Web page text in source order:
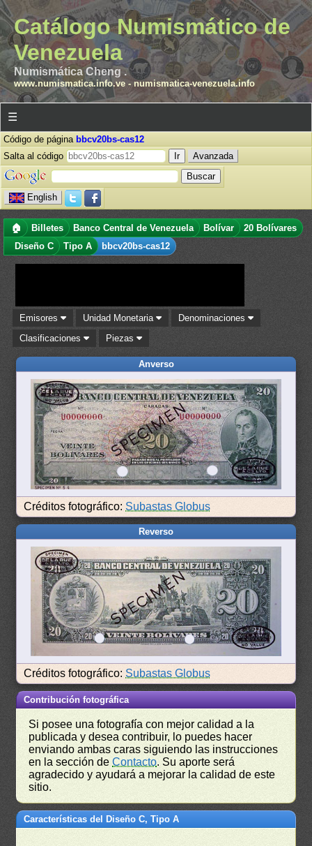
Catálogo Numismático de
Venezuela
Numismática Cheng .
www.numismatica.info.ve- numismatica-venezuela.info
☰
Código de página bbcv20bs-cas12
Salta al código
Avanzada
English
🏠 Billetes Banco Central de Venezuela Bolívar
20 Bolívares
Diseño C
Tipo A bbcv20bs-cas12
Emisores Unidad Monetaria
Denominaciones
Clasificaciones
Piezas
Anverso
Créditos fotográfico: Subastas Globus
Reverso
Créditos fotográfico: Subastas Globus
Contribución fotográfica
Si posee una fotografía con mejor calidad a la
publicada y desea contribuir, lo puedes hacer
enviando ambas caras siguiendo las instrucciones
en la sección deContacto. Su aporte será
agradecido y ayudará a mejorar la calidad de este
sitio.
Características del Diseño C, Tipo A